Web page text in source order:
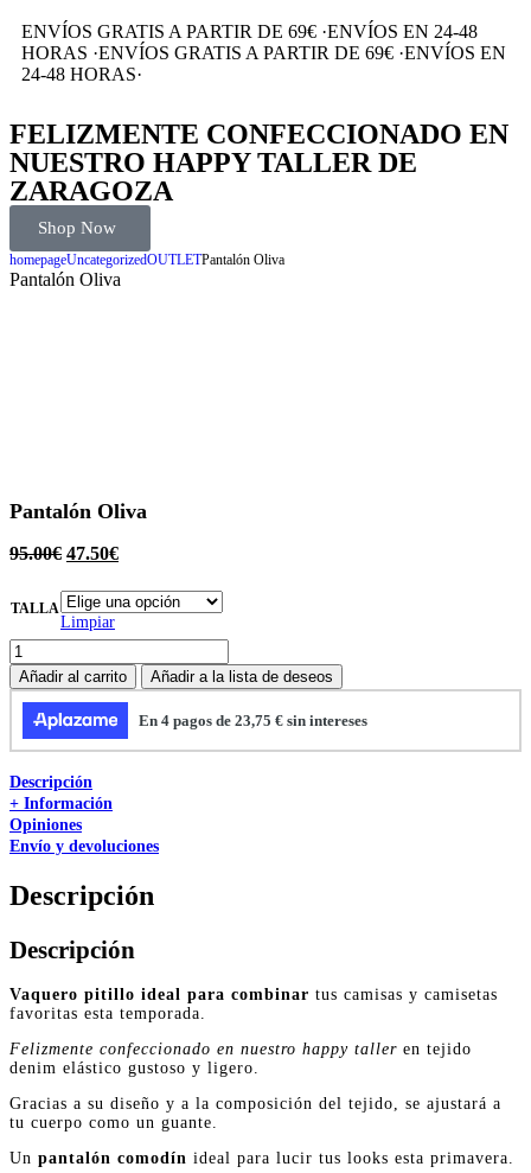
ENVÍOS GRATIS A PARTIR DE 69€ ·ENVÍOS EN 24-48
HORAS ·ENVÍOS GRATIS A PARTIR DE 69€ ·ENVÍOS EN
24-48 HORAS·
FELIZMENTE CONFECCIONADO EN
NUESTRO HAPPY TALLER DE
ZARAGOZA
Shop Now
homepageUncategorizedOUTLETPantalón Oliva
Pantalón Oliva
Pantalón Oliva
95.00€ 47.50€
TALLA
Limpiar
Añadir al carrito Añadir a la lista de deseos
Descripción
+ Información
Opiniones
Envío y devoluciones
Descripción
Descripción
Vaquero pitillo ideal para combinar tus camisas y camisetas
favoritas esta temporada.
Felizmente confeccionado en nuestro happy taller en tejido
denim elástico gustoso y ligero.
Gracias a su diseño y a la composición del tejido, se ajustará a
tu cuerpo como un guante.
Un pantalón comodín ideal para lucir tus looks esta primavera.